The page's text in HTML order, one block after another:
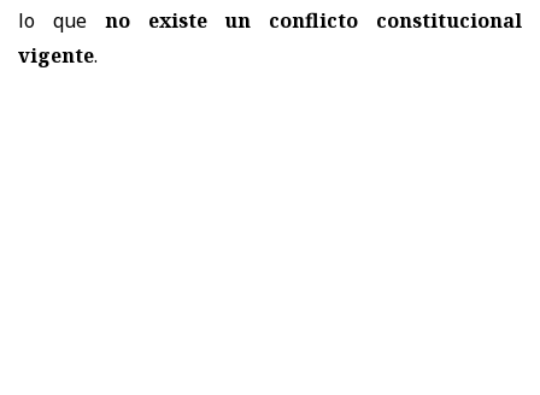
lo que no existe un conflicto constitucional
vigente.